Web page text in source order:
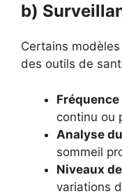
b)
Certains
des outils de
continu ou
Analyse
sommeil
Niveaux
variations